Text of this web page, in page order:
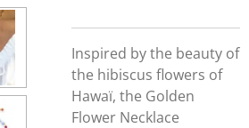
Inspired by the beauty of
the hibiscus flowers of
Hawaï, the Golden
Flower Necklace